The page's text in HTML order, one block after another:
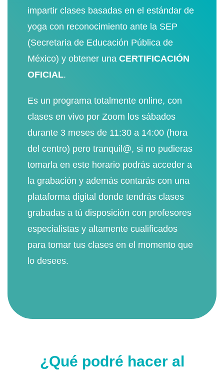
impartir clases basadas en el estándar de
yoga con reconocimiento ante la SEP
(Secretaria de Educación Pública de
México) y obtener una CERTIFICACIÓN
OFICIAL.
Es un programa totalmente online, con
clases en vivo por Zoom los sábados
durante 3 meses de 11:30 a 14:00 (hora
del centro) pero tranquil@, si no pudieras
tomarla en este horario podrás acceder a
la grabación y además contarás con una
plataforma digital donde tendrás clases
grabadas a tú disposición con profesores
especialistas y altamente cualificados
para tomar tus clases en el momento que
lo desees.
¿Qué podré hacer al